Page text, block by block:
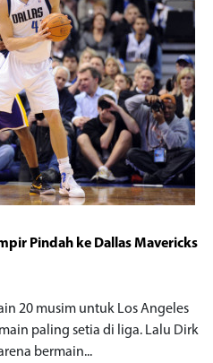
Pindah ke Dallas Mavericks
20 musim untuk Los Angeles
paling setia di liga. Lalu Dirk
bermain...